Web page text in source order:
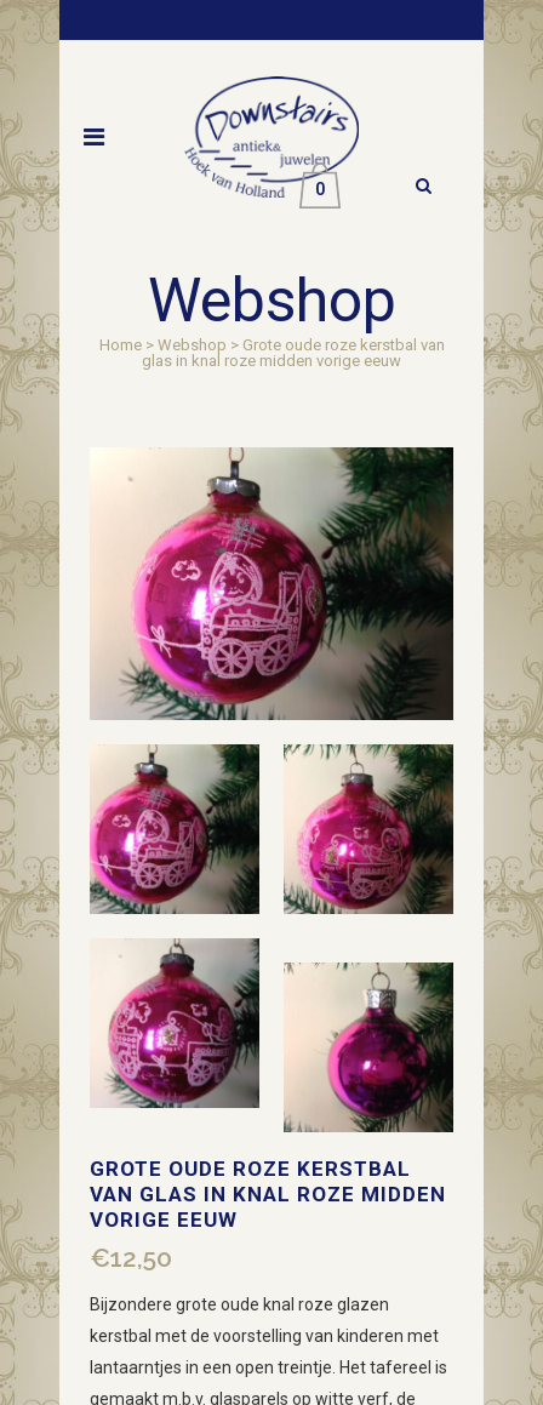
0
Webshop
Home> Webshop > Grote oude roze kerstbal van
glas in knal roze midden vorige eeuw
GROTE OUDE ROZE KERSTBAL
VAN GLAS IN KNAL ROZE MIDDEN
VORIGE EEUW
€12,50
Bijzondere grote oude knal roze glazen
kerstbal met de voorstelling van kinderen met
lantaarntjes in een open treintje. Het tafereel is
gemaakt m.b.v. glasparels op witte verf, de